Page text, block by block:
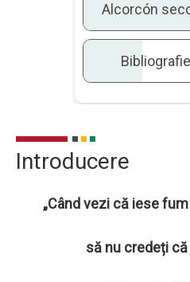
Alcorcón
Introducere
„Când vezi că iese
să nu credeți